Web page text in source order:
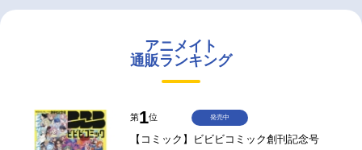
アニメイト
通販ランキング
第1位
【コミック】ビビビコミック創刊記念号
発売中